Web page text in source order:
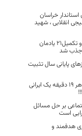
خراسان
انقلابی ، شهید
اعتبار مورد نیاز برای ساخت و تکمیل۲۱ یادمان‌
جذب شد
پایانی سال تثبیت
هر ۵۳ ثانیه یک مبتلا! و در هر ۱۹ دقیقه یک ایرانی
بر حل مسائل
است
هدفمند و